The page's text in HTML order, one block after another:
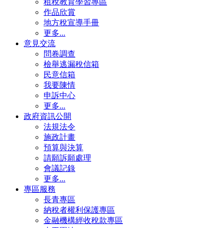
作品欣賞
地方稅宣導手冊
更多...
意見交流
問卷調查
檢舉逃漏稅信箱
民意信箱
我要陳情
申訴中心
更多...
政府資訊公開
法規法令
施政計畫
預算與決算
請願訴願處理
會議記錄
更多...
專區服務
長青專區
納稅者權利保護專區
金融機構經收稅款專區